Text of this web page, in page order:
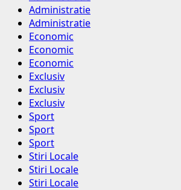
Administratie
Administratie
Economic
Economic
Economic
Exclusiv
Exclusiv
Exclusiv
Sport
Sport
Sport
Stiri Locale
Stiri Locale
Stiri Locale